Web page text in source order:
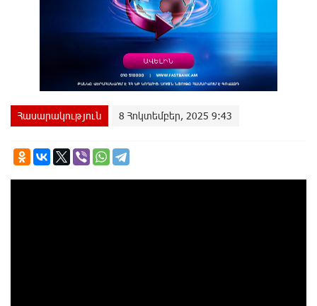
Հասարակություն 8 Հոկտեմբեր, 2025 9:43